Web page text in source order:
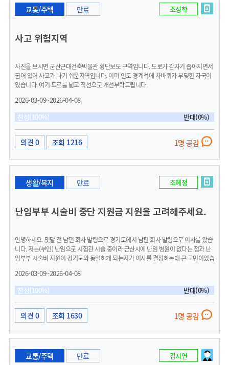
교통/주택 만료 조성학
사고 위험지역
사진을 보시면 군산근대건축박물관 횡단보도 구역입니다. 도로가 갑자기 좁아지면서
굽어 있어 사고가 나기 쉬운지역입니다. 이미 인도 경계석에 차바퀴가 부딪힌 자국이
있습니다. 여기 도로를 넓고 직선으로 개선부탁드립니다.
2026-03-09~2026-04-08
찬성(100%)
반대(0%)
의견 0 조회 1216 1명 공감
생활/복지 만료 조혜정
난임부부 시술비 중단 지원금 지원을 고려해주세요.
안녕하세요. 몇달 전 남편 회사 발령으로 경기도에서 남편 회사 발령으로 이사를 왔습
니다. 저는(부인) 난임으로 시험관 시술 중이라 군산시에 난임 병원이 없다는 점과 난
임부부 시술비 지원이 경기도와 동일하게 되는지가 이사를 결정하는데 큰 고민이었습
을 수 있다는 점을 확인 받았고 수시로 다녀야 하는 난임 병원이 없다는 점 때문에 마
지막까지 고민하다 함께 이사를 오기로 결정하였습니다. 그런데 이번에 시험관 시술
을 받다가 의학적인 사유로 중단을 하게 되었는데 받았던 지원금을 토해내야 한다는
것이었습니다.아기를 간절히 바라며 진행하는 고된 시술 과정을 의학적인 사유로 중
단할 때, 그리고 받았던 지원금까지 다시 토해낼 때 그 마음은 정말 힘들고 속이 상합
니다. 이 같은 상황은 과거 제가 경기도 지역 주민으로 시험관 시술을 받으면서 경험했
던 일이기도 합니다.하지만 3~4년 전부터 서울과 경기도에서는 이런 의학적인 사유
로 시술이 중단될 경우 다시 받았던 지원금을 반환하지 않고 난임 시술 중단 지원금이
생겨 1회 당 최대 50만원까지 지원을 받고 있습니다. 개인적인 사유가 아닌 의학적인
사유로 시술이 중단되었는데 너는 성공 못했으니 지원 받았던 돈을 다시 토해내라니
2026-03-09~2026-04-08
찬성(100%)
반대(0%)
의견 0 조회 1630 1명 공감
교통/주택 만료 김지연